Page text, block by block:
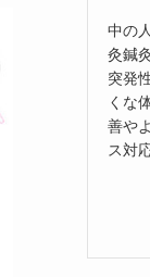
中の
灸鍼
突発
くな
善や
ス対